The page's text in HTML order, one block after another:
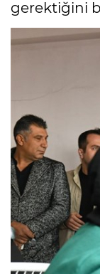
gerektiğini